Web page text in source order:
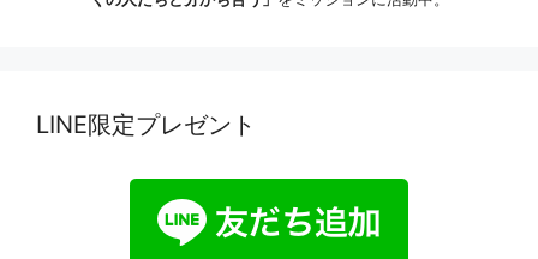
LINE限定プレゼント